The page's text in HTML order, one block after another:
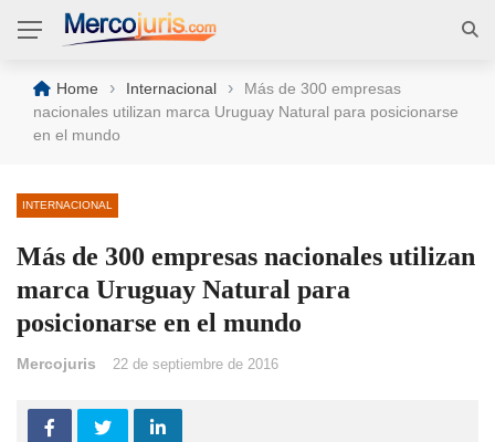
Home › Internacional ›
Más de 300 empresas
nacionales utilizan marca Uruguay Natural para posicionarse
en el mundo
INTERNACIONAL
Más de 300 empresas nacionales utilizan
marca Uruguay Natural para
posicionarse en el mundo
Mercojuris 22 de septiembre de 2016